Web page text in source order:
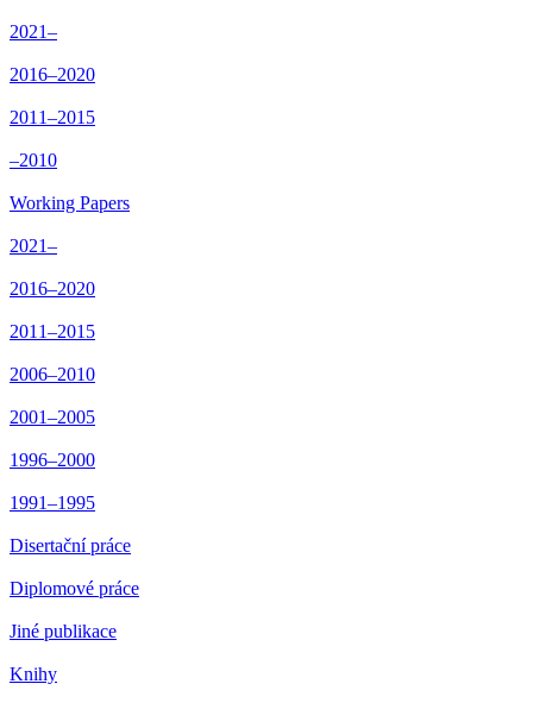
2021–
2016–2020
2011–2015
–2010
Working Papers
2021–
2016–2020
2011–2015
2006–2010
2001–2005
1996–2000
1991–1995
Disertační práce
Diplomové práce
Jiné publikace
Knihy